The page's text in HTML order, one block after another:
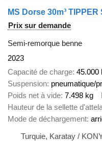
MS Dorse 30m³
Prix sur demande
Semi-remorque benne
2023
Capacité de charge 45.000
Suspension pneumatique/
Poids net à vide 7.498 kg
Hauteur de la sellette
Mode de déchargement
Turquie, Karatay /